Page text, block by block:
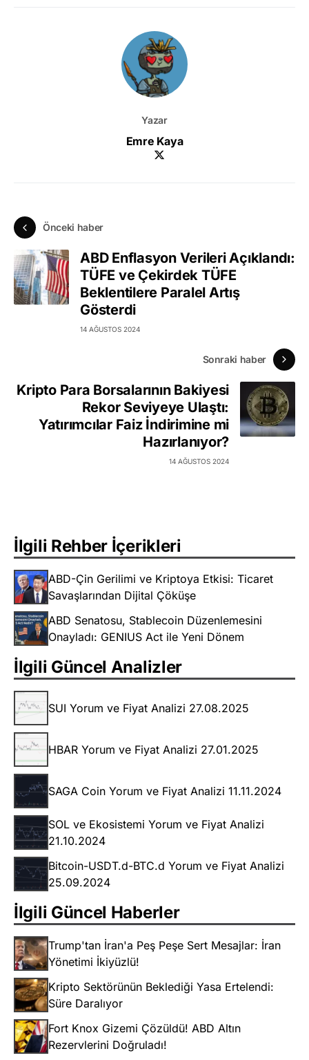
Yazar
Emre Kaya
Önceki haber
ABD Enflasyon Verileri Açıklandı:
TÜFE ve Çekirdek TÜFE
Beklentilere Paralel Artış
Gösterdi
14 AĞUSTOS 2024
Sonraki haber
Kripto Para Borsalarının Bakiyesi
Rekor Seviyeye Ulaştı:
Yatırımcılar Faiz İndirimine mi
Hazırlanıyor?
14 AĞUSTOS 2024
İlgili Rehber İçerikleri
ABD-Çin Gerilimi ve Kriptoya Etkisi: Ticaret
Savaşlarından Dijital Çöküşe
ABD Senatosu, Stablecoin Düzenlemesini
Onayladı: GENIUS Act ile Yeni Dönem
İlgili Güncel Analizler
SUI Yorum ve Fiyat Analizi 27.08.2025
HBAR Yorum ve Fiyat Analizi 27.01.2025
SAGA Coin Yorum ve Fiyat Analizi 11.11.2024
SOL ve Ekosistemi Yorum ve Fiyat Analizi
21.10.2024
Bitcoin-USDT.d-BTC.d Yorum ve Fiyat Analizi
25.09.2024
İlgili Güncel Haberler
Trump'tan İran'a Peş Peşe Sert Mesajlar: İran
Yönetimi İkiyüzlü!
Kripto Sektörünün Beklediği Yasa Ertelendi:
Süre Daralıyor
Fort Knox Gizemi Çözüldü! ABD Altın
Rezervlerini Doğruladı!